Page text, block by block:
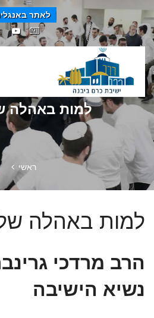
לאתר
למות באהלה
ראשי
למות באהלה
הרב מרדכי
נשיא הישיבה